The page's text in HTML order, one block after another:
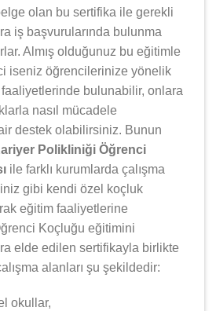
olan bu sertifika ile gerekli
iş başvurularında bulunma
Almış olduğunuz bu eğitimle
iseniz öğrencilerinize yönelik
bulunabilir, onlara
nasıl mücadele
destek olabilirsiniz. Bunun
Polikliniği Öğrenci
ile farklı kurumlarda çalışma
gibi kendi özel koçluk
eğitim faaliyetlerine
Koçluğu eğitimini
elde edilen sertifikayla birlikte
alanları şu şekildedir:
okullar,